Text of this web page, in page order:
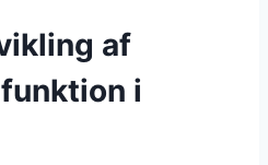
af
i